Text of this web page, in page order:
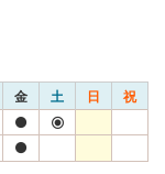
金 土 日 祝